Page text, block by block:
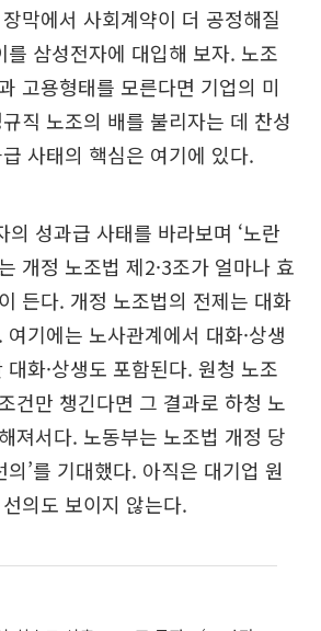
막에서 사회계약이 더 공정해질
를 삼성전자에 대입해 보자. 노조
고용형태를 모른다면 기업의 미
직 노조의 배를 불리자는 데 찬성
사태의 핵심은 여기에 있다.
의 성과급 사태를 바라보며 ‘노란
개정 노조법 제2·3조가 얼마나 효
든다. 개정 노조법의 전제는 대화
기에는 노사관계에서 대화·상생
화·상생도 포함된다. 원청 노조
건만 챙긴다면 그 결과로 하청 노
져서다. 노동부는 노조법 개정 당
의’를 기대했다. 아직은 대기업 원
의도 보이지 않는다.